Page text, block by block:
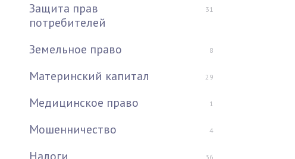
Защита прав
потребителей
31
Земельное право 8
Материнский капитал 29
Медицинское право 1
Мошенничество 4
36